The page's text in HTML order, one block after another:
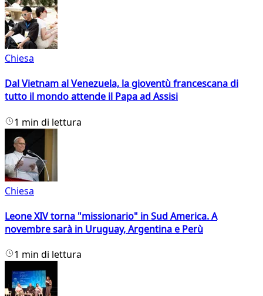
Chiesa
Dal Vietnam al Venezuela, la gioventù francescana di
tutto il mondo attende il Papa ad Assisi
1 min di lettura
Chiesa
Leone XIV torna "missionario" in Sud America. A
novembre sarà in Uruguay, Argentina e Perù
1 min di lettura